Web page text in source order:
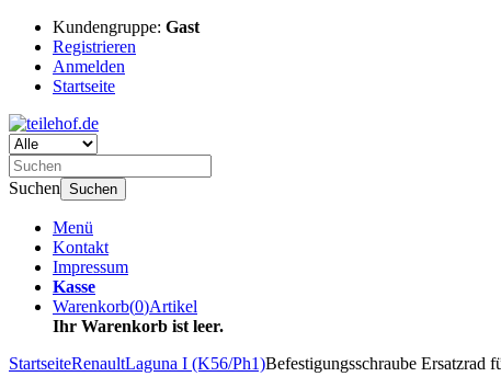
Kundengruppe: Gast
Registrieren
Anmelden
Startseite
Suchen Suchen
Menü
Kontakt
Impressum
Kasse
Warenkorb(0)Artikel
Ihr Warenkorb ist leer.
StartseiteRenaultLaguna I (K56/Ph1)Befestigungsschraube Ersatzrad